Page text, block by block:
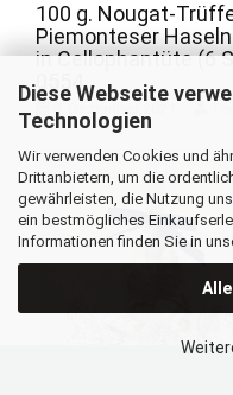
Diese Webseite
Technologien
Wir verwenden Cookies und
Drittanbietern, um die
gewährleisten, die Nutzung
ein bestmögliches
Informationen finden Sie in
100 g. Nougat-
Piemonteser
in Cellophantüte (6
0554
8. Dezember 2021